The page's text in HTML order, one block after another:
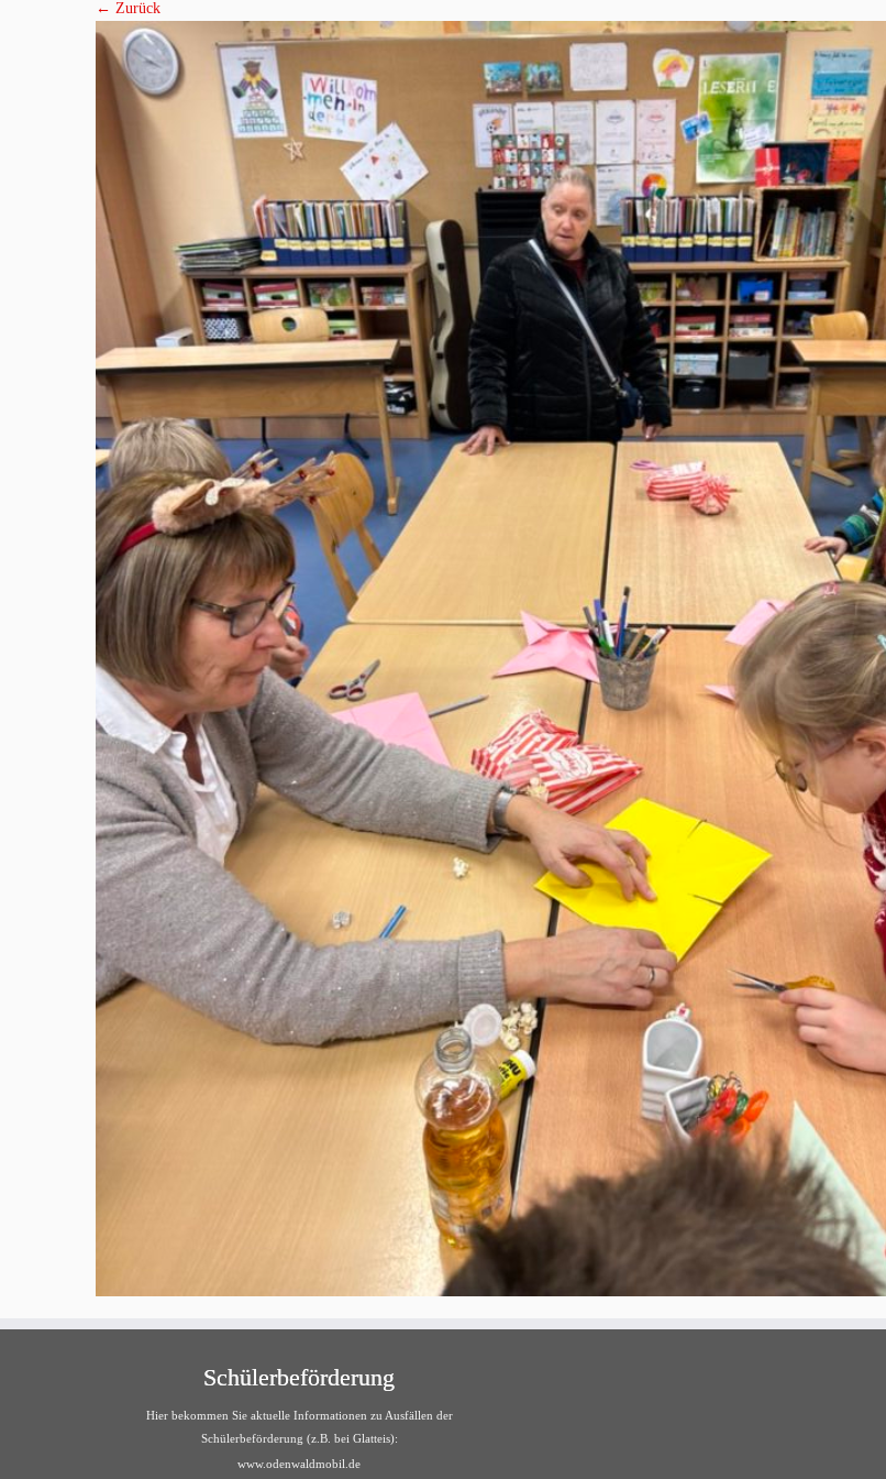
← Zurück
Schülerbeförderung
Hier bekommen Sie aktuelle Informationen zu Ausfällen der
Schülerbeförderung (z.B. bei Glatteis):
www.odenwaldmobil.de